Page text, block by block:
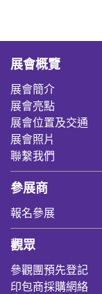
展會概覽
展會簡介
展會亮點
展會位置及交通
展會照片
聯繫我們
參展商
報名參展
觀眾
參觀團預先登記
印包商採購網絡